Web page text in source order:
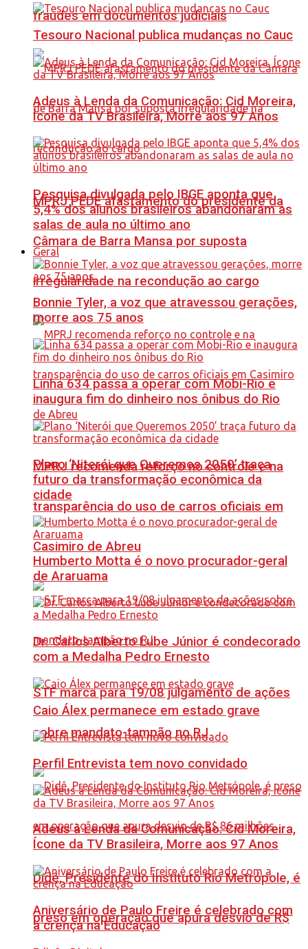
fraudes em documentos judiciais
MPRJ PEDE afastamento do presidente da
Câmara de Barra Mansa por suposta
irregularidade na recondução ao cargo
MPRJ recomenda reforço no controle e na
transparência do uso de carros oficiais em
Casimiro de Abreu
STF marca para 19/08 julgamento de ações
sobre mandato-tampão no RJ
Didê, Presidente do Instituto Rio Metrópole, é
preso em operação que apura desvio de R$
Tesouro Nacional publica mudanças no Cauc
Adeus à Lenda da Comunicação: Cid Moreira,
Ícone da TV Brasileira, Morre aos 97 Anos
Pesquisa divulgada pelo IBGE aponta que
5,4% dos alunos brasileiros abandonaram as
salas de aula no último ano
Geral
Bonnie Tyler, a voz que atravessou gerações,
morre aos 75 anos
Linha 634 passa a operar com Mobi-Rio e
inaugura fim do dinheiro nos ônibus do Rio
Plano ‘Niterói que Queremos 2050’ traça
futuro da transformação econômica da
cidade
Humberto Motta é o novo procurador-geral
de Araruama
Dr. Carlos Alberto Lube Júnior é condecorado
com a Medalha Pedro Ernesto
Caio Álex permanece em estado grave
Perfil Entrevista tem novo convidado
Adeus à Lenda da Comunicação: Cid Moreira,
Ícone da TV Brasileira, Morre aos 97 Anos
Aniversário de Paulo Freire é celebrado com
a crença na Educação